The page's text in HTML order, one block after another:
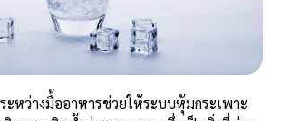
หว่างมื้ออาหารช่วยให้ระบบหุ้มกระเพาะ